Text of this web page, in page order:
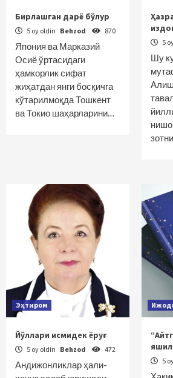
Бирлашган дарё бўлур
5 oy oldin Behzod 870
Япония ва Марказий
Осиё ўртасидаги
ҳамкорлик сифат
жиҳатдан янги босқичга
кўтарилмоқда Тошкент
ва Токио шаҳарларини…
5
Шу
Эҳтиром
Йўллари исмидек ёруғ
5 oy oldin Behzod 472
Андижонликлар ҳали-
яшил
5